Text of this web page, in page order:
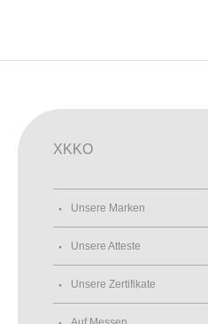
XKKO
Unsere Marken
Unsere Atteste
Unsere Zertifikate